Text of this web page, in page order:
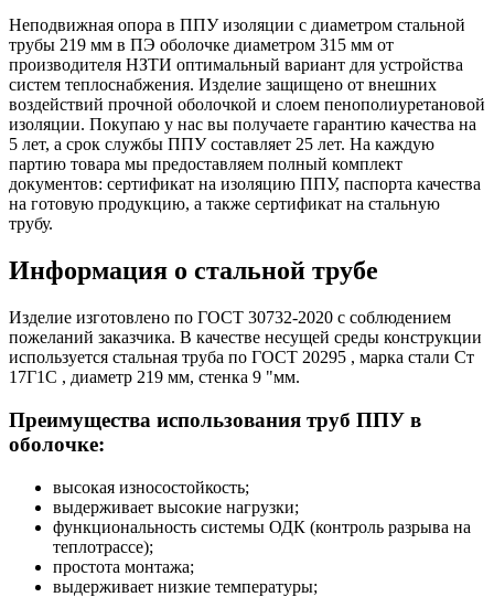
Неподвижная опора в ППУ изоляции с диаметром стальной
трубы 219 мм в ПЭ оболочке диаметром 315 мм от
производителя НЗТИ оптимальный вариант для устройства
систем теплоснабжения. Изделие защищено от внешних
воздействий прочной оболочкой и слоем пенополиуретановой
изоляции. Покупаю у нас вы получаете гарантию качества на
5 лет, а срок службы ППУ составляет 25 лет. На каждую
партию товара мы предоставляем полный комплект
документов: сертификат на изоляцию ППУ, паспорта качества
на готовую продукцию, а также сертификат на стальную
трубу.
Информация о стальной трубе
Изделие изготовлено по ГОСТ 30732-2020 с соблюдением
пожеланий заказчика. В качестве несущей среды конструкции
используется стальная труба по ГОСТ 20295 , марка стали Ст
17Г1С , диаметр 219 мм, стенка 9 "мм.
Преимущества использования труб ППУ в
оболочке:
высокая износостойкость;
выдерживает высокие нагрузки;
функциональность системы ОДК (контроль разрыва на
теплотрассе);
простота монтажа;
выдерживает низкие температуры;